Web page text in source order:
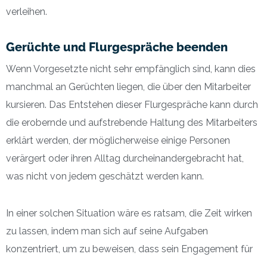
verleihen.
Gerüchte und Flurgespräche beenden
Wenn Vorgesetzte nicht sehr empfänglich sind, kann dies
manchmal an Gerüchten liegen, die über den Mitarbeiter
kursieren. Das Entstehen dieser Flurgespräche kann durch
die erobernde und aufstrebende Haltung des Mitarbeiters
erklärt werden, der möglicherweise einige Personen
verärgert oder ihren Alltag durcheinandergebracht hat,
was nicht von jedem geschätzt werden kann.
In einer solchen Situation wäre es ratsam, die Zeit wirken
zu lassen, indem man sich auf seine Aufgaben
konzentriert, um zu beweisen, dass sein Engagement für